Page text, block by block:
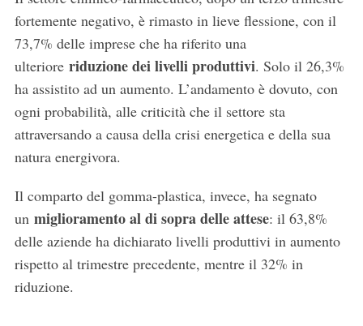
fortemente negativo, è rimasto in lieve flessione, con il
73,7% delle imprese che ha riferito una
ulteriore riduzione dei livelli produttivi. Solo il 26,3%
ha assistito ad un aumento. L’andamento è dovuto, con
ogni probabilità, alle criticità che il settore sta
attraversando a causa della crisi energetica e della sua
natura energivora.
Il comparto del gomma-plastica, invece, ha segnato
un miglioramento al di sopra delle attese: il 63,8%
delle aziende ha dichiarato livelli produttivi in aumento
rispetto al trimestre precedente, mentre il 32% in
riduzione.
e
a
r
h
f